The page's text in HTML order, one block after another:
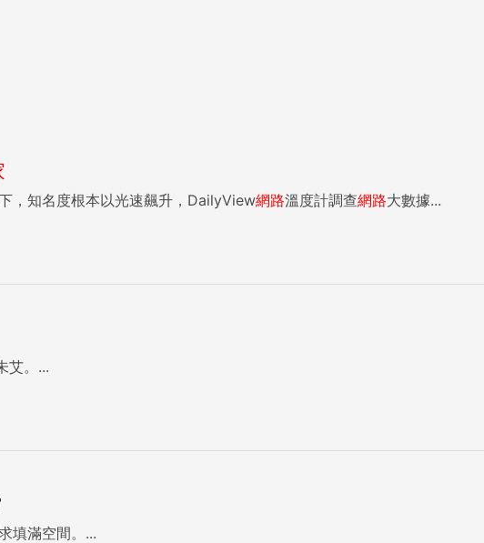
，知名度根本以光速飆升，DailyView網路溫度計調查網路大數據...
艾。...
填滿空間。...